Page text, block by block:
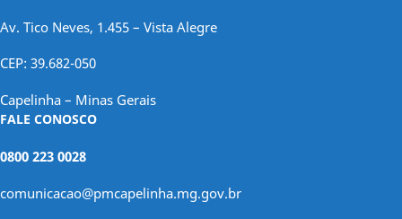
Av. Tico Neves, 1.455 – Vista Alegre
CEP: 39.682-050
Capelinha – Minas Gerais
FALE CONOSCO
0800 223 0028
comunicacao@pmcapelinha.mg.gov.br